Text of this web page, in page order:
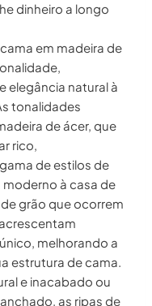
dinheiro a longo
em madeira de
elegância natural à
tonalidades
de ácer, que
rico,
de estilos de
à casa de
grão que ocorrem
melhorando a
estrutura de cama.
e inacabado ou
as ripas de